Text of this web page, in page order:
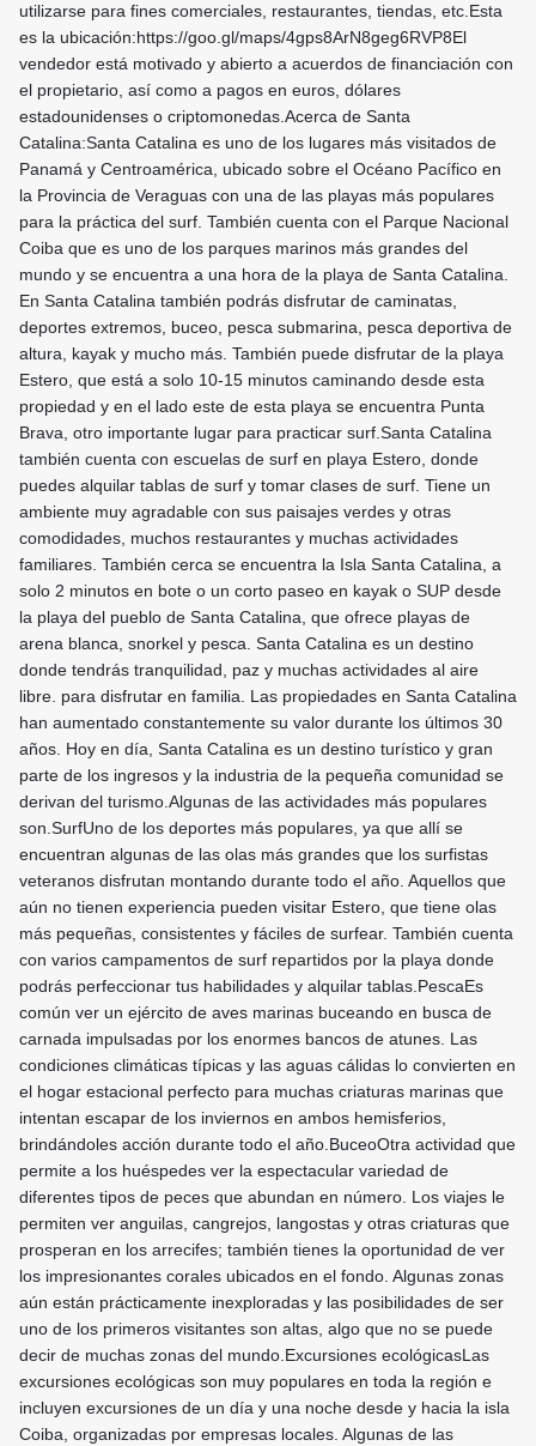
utilizarse para fines comerciales, restaurantes, tiendas, etc.Esta
es la ubicación:https://goo.gl/maps/4gps8ArN8geg6RVP8El
vendedor está motivado y abierto a acuerdos de financiación con
el propietario, así como a pagos en euros, dólares
estadounidenses o criptomonedas.Acerca de Santa
Catalina:Santa Catalina es uno de los lugares más visitados de
Panamá y Centroamérica, ubicado sobre el Océano Pacífico en
la Provincia de Veraguas con una de las playas más populares
para la práctica del surf. También cuenta con el Parque Nacional
Coiba que es uno de los parques marinos más grandes del
mundo y se encuentra a una hora de la playa de Santa Catalina.
En Santa Catalina también podrás disfrutar de caminatas,
deportes extremos, buceo, pesca submarina, pesca deportiva de
altura, kayak y mucho más. También puede disfrutar de la playa
Estero, que está a solo 10-15 minutos caminando desde esta
propiedad y en el lado este de esta playa se encuentra Punta
Brava, otro importante lugar para practicar surf.Santa Catalina
también cuenta con escuelas de surf en playa Estero, donde
puedes alquilar tablas de surf y tomar clases de surf. Tiene un
ambiente muy agradable con sus paisajes verdes y otras
comodidades, muchos restaurantes y muchas actividades
familiares. También cerca se encuentra la Isla Santa Catalina, a
solo 2 minutos en bote o un corto paseo en kayak o SUP desde
la playa del pueblo de Santa Catalina, que ofrece playas de
arena blanca, snorkel y pesca. Santa Catalina es un destino
donde tendrás tranquilidad, paz y muchas actividades al aire
libre. para disfrutar en familia. Las propiedades en Santa Catalina
han aumentado constantemente su valor durante los últimos 30
años. Hoy en día, Santa Catalina es un destino turístico y gran
parte de los ingresos y la industria de la pequeña comunidad se
derivan del turismo.Algunas de las actividades más populares
son.SurfUno de los deportes más populares, ya que allí se
encuentran algunas de las olas más grandes que los surfistas
veteranos disfrutan montando durante todo el año. Aquellos que
aún no tienen experiencia pueden visitar Estero, que tiene olas
más pequeñas, consistentes y fáciles de surfear. También cuenta
con varios campamentos de surf repartidos por la playa donde
podrás perfeccionar tus habilidades y alquilar tablas.PescaEs
común ver un ejército de aves marinas buceando en busca de
carnada impulsadas por los enormes bancos de atunes. Las
condiciones climáticas típicas y las aguas cálidas lo convierten en
el hogar estacional perfecto para muchas criaturas marinas que
intentan escapar de los inviernos en ambos hemisferios,
brindándoles acción durante todo el año.BuceoOtra actividad que
permite a los huéspedes ver la espectacular variedad de
diferentes tipos de peces que abundan en número. Los viajes le
permiten ver anguilas, cangrejos, langostas y otras criaturas que
prosperan en los arrecifes; también tienes la oportunidad de ver
los impresionantes corales ubicados en el fondo. Algunas zonas
aún están prácticamente inexploradas y las posibilidades de ser
uno de los primeros visitantes son altas, algo que no se puede
decir de muchas zonas del mundo.Excursiones ecológicasLas
excursiones ecológicas son muy populares en toda la región e
incluyen excursiones de un día y una noche desde y hacia la isla
Coiba, organizadas por empresas locales. Algunas de las